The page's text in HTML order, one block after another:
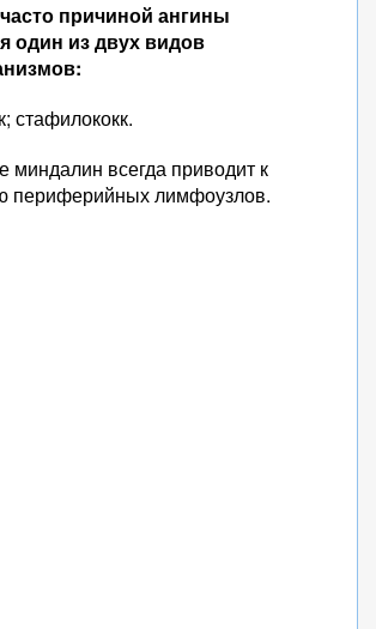
причиной ангины
один из двух видов
стафилококк.
миндалин всегда приводит к
периферийных лимфоузлов.